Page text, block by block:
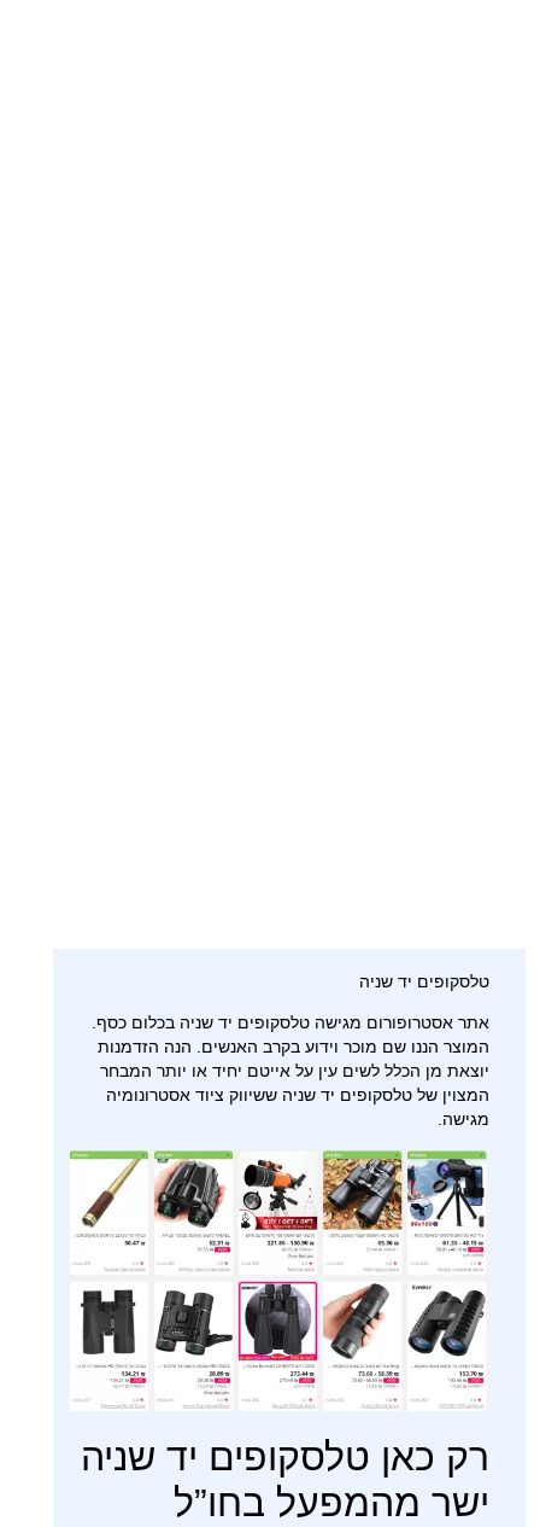
טלסקופים יד שניה
אתר אסטרופורום מגישה טלסקופים יד שניה בכלום כסף.
המוצר הננו שם מוכר וידוע בקרב האנשים. הנה הזדמנות
יוצאת מן הכלל לשים עין על אייטם יחיד או יותר המבחר
המצוין של טלסקופים יד שניה ששיווק ציוד אסטרונומיה
מגישה.
רק כאן טלסקופים יד שניה
ישר מהמפעל בחו”ל